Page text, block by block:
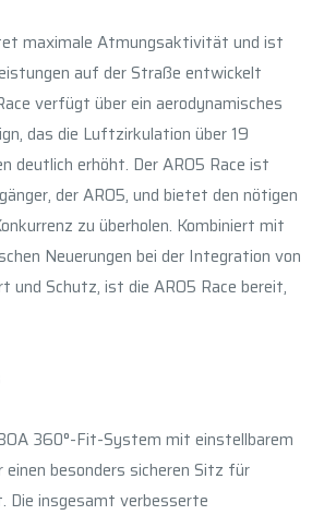
maximale Atmungsaktivität und ist
auf der Straße entwickelt
verfügt über ein aerodynamisches
das die Luftzirkulation über 19
deutlich erhöht. Der ARO5 Race ist
der ARO5, und bietet den nötigen
zu überholen. Kombiniert mit
Neuerungen bei der Integration von
und Schutz, ist die ARO5 Race bereit,
360°-Fit-System mit einstellbarem
besonders sicheren Sitz für
Die insgesamt verbesserte